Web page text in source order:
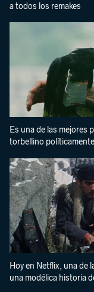
a todos los remakes
Es una de las mejores
torbellino
Hoy en Netflix, una de
una modélica historia